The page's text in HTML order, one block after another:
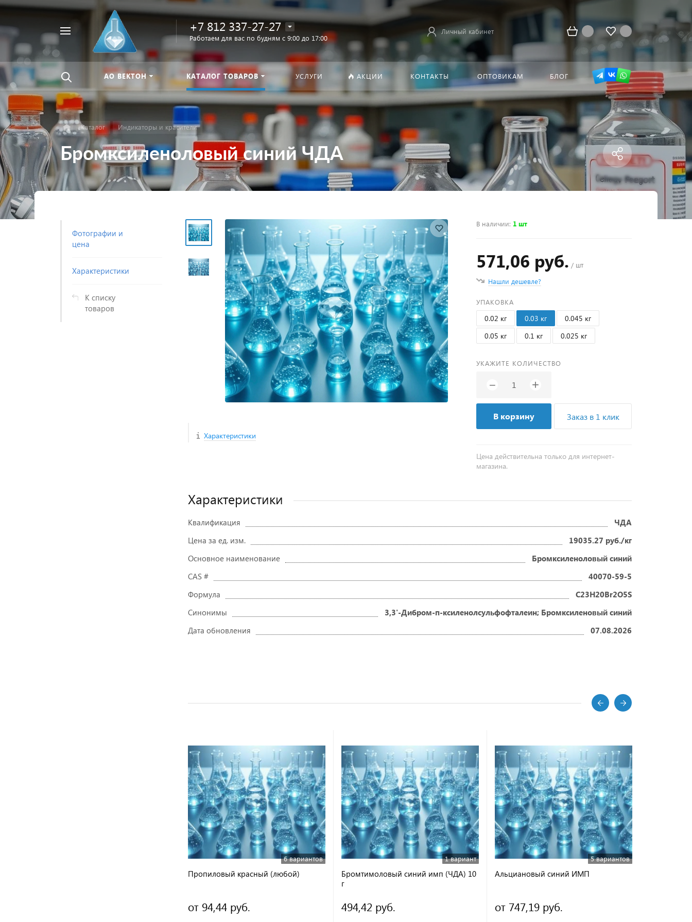
Найти
Например,
+7 812 337-27-27
Работаем для вас по будням с 9:00 до 17:00
Личный кабинет
АО ВЕКТОН КАТАЛОГ ТОВАРОВ УСЛУГИ АКЦИИ КОНТАКТЫ ОПТОВИКАМ БЛОГ
Каталог Индикаторы и красители
Бромксиленоловый синий ЧДА
Фотографии и
цена
Характеристики
К списку
товаров
Характеристики
В наличии: 1 шт
571,06 руб. / шт
Нашли дешевле?
УПАКОВКА
0.02 кг 0.03 кг
0.045 кг
0.05 кг
0.1 кг 0.025 кг
УКАЖИТЕ КОЛИЧЕСТВО
− +
В корзину Заказ в 1 клик
Цена действительна только для интернет-
магазина.
Характеристики
Квалификация
ЧДА
Цена за ед. изм.
19035.27 руб./кг
Основное наименование
Бромксиленоловый синий
CAS #
40070-59-5
Формула
C23H20Br2O5S
Синонимы
3,3'-Дибром-п-ксиленолсульфофталеин; Бромксиленовый синий
Дата обновления
07.08.2026
6 вариантов
Пропиловый красный (любой)
от 94,44 руб.
1 вариант
Бромтимоловый синий имп (ЧДА) 10
г
494,42 руб.
5 вариантов
Альциановый синий ИМП
от 747,19 руб.